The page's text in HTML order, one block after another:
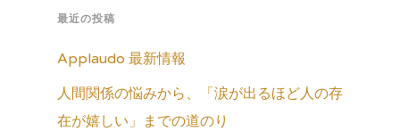
最近の投稿
Applaudo 最新情報
人間関係の悩みから、「涙が出るほど人の存
在が嬉しい」までの道のり